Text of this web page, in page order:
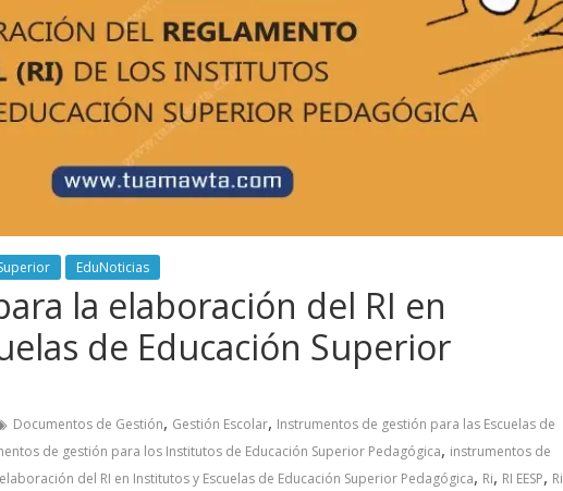
EduNoticias
la elaboración del RI en
de Educación Superior
Documentos de Gestión, Gestión Escolar, Instrumentos de gestión para las Escuelas de
de gestión para los Institutos de Educación Superior Pedagógica, instrumentos de
del RI en Institutos y Escuelas de Educación Superior Pedagógica, Ri, RI EESP, Ri